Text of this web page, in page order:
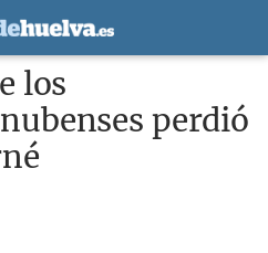
los
perdió